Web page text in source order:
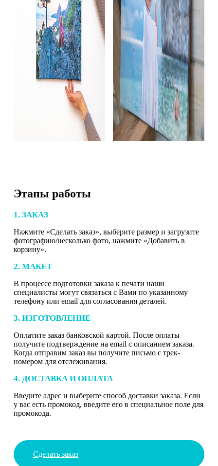
Этапы работы
1. ЗАКАЗ
Нажмите «Сделать заказ», выберите размер и загрузите
фотографию/несколько фото, нажмите «Добавить в
корзину».
2. МАКЕТ
В процессе подготовки заказа к печати наши
специалисты могут связаться с Вами по указанному
телефону или email для согласования деталей.
3. ИЗГОТОВЛЕНИЕ
Оплатите заказ банковской картой. После оплаты
получите подтверждение на email с описанием заказа.
Когда отправим заказ вы получите письмо с трек-
номером для отслеживания.
4. ДОСТАВКА И ОПЛАТА
Введите адрес и выберите способ доставки заказа. Если
у вас есть промокод, введите его в специальное поле для
промокода.
Сделать заказ